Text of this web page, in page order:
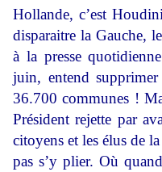
Hollande, c’est
disparaitre la Gauche,
à la presse
juin, entend
36.700 communes !
Président rejette par
citoyens et les élus de
pas s’y plier. Où